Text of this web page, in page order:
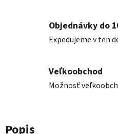
Objednávky do
Expedujeme v ten
Veľkoobchod
Možnosť
Popis